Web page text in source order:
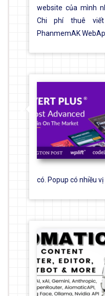
website của mình
Chi phí thuê
PhanmemAK
có. Popup có nhiều vị